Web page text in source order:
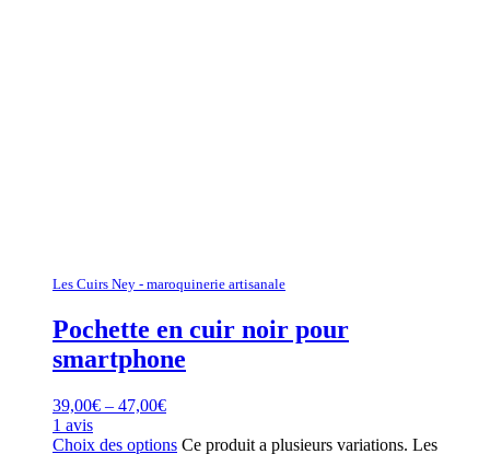
Les Cuirs Ney - maroquinerie artisanale
Pochette en cuir noir pour
smartphone
39,00€ – 47,00€
1 avis
Choix des options Ce produit a plusieurs variations. Les